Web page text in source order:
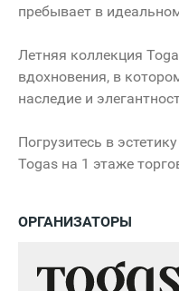
пребывает в
Летняя коллекция
вдохновения, в
наследие и
Погрузитесь в
Togas на 1 этаже
ОРГАНИЗАТОРЫ